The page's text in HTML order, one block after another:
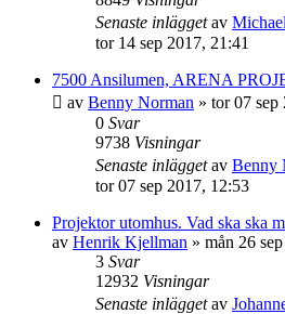
Senaste inläggetav
tor 14 sep 2017, 21:41
7500 Ansilumen, ARENA
av Benny Norman » tor 07 sep
0 Svar
9738 Visningar
Senaste inläggetav Benny
tor 07 sep 2017, 12:53
Projektor utomhus. Vad ska ska
av Henrik Kjellman » mån 26
3 Svar
12932 Visningar
Senaste inläggetav